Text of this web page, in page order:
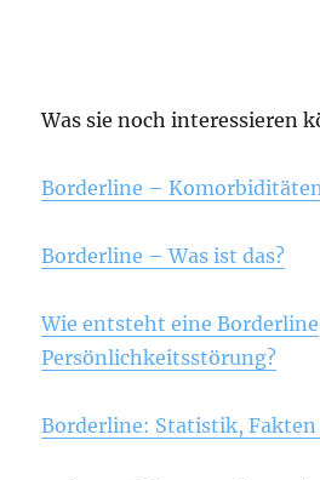
Was sie noch interessieren
Borderline –
Borderline – Was ist das?
Wie entsteht eine Borderline
Persönlichkeitsstörung?
Borderline: Statistik, Fakten